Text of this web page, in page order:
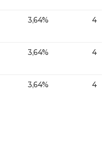
3,64% 4
3,64% 4
3,64% 4